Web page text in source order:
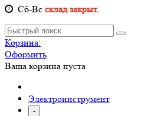
Cб-Вс склад закрыт.
Корзина:
Оформить
Ваша корзина пуста
Электроинструмент
-